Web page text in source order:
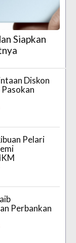
Siapkan
Diskon
Pelari
Perbankan